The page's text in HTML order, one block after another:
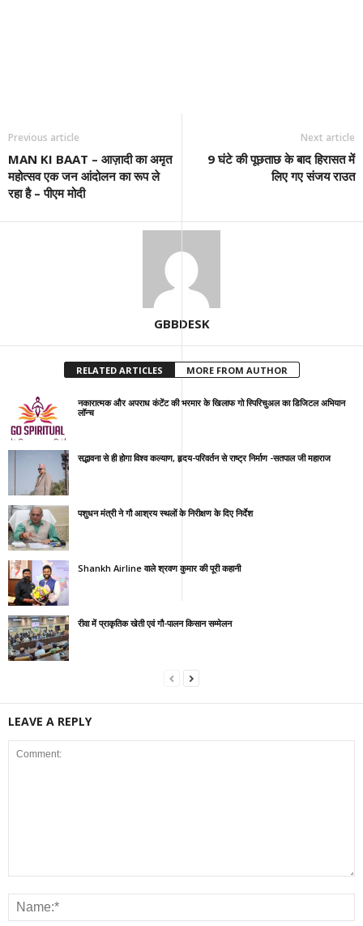
Previous article
MAN KI BAAT – आज़ादी का अमृत
महोत्सव एक जन आंदोलन का रूप ले
रहा है – पीएम मोदी
Next article
9 घंटे की पूछताछ के बाद हिरासत में
लिए गए संजय राउत
GBBDESK
RELATED ARTICLES MORE FROM AUTHOR
नकारात्मक और अपराध कंटेंट की भरमार के खिलाफ गो स्पिरिचुअल का डिजिटल अभियान
लॉन्च
सद्भावना से ही होगा विश्व कल्याण, हृदय-परिवर्तन से राष्ट्र निर्माण -सतपाल जी महाराज
पशुधन मंत्री ने गौ आश्रय स्थलों के निरीक्षण के दिए निर्देश
Shankh Airline वाले श्रवण कुमार की पूरी कहानी
रीवा में प्राकृतिक खेती एवं गौ-पालन किसान सम्मेलन
LEAVE A REPLY